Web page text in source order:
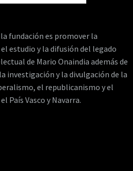
fundación es promover la
estudio y la difusión del legado
de Mario Onaindia además de
investigación y la divulgación de la
el republicanismo y el
País Vasco y Navarra.